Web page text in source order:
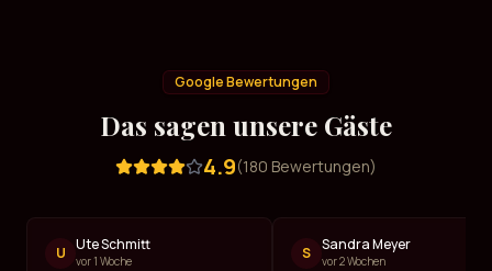
Google Bewertungen
Das sagen unsere Gäste
4.9(180 Bewertungen)
U Ute Schmitt
vor 1 Woche S Sandra Meyer
vor 2 Wochen